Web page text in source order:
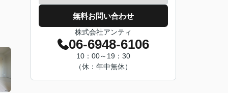
無料お問い合わせ
株式会社アンティ
06-6948-6106
10：00～19：30
（休：年中無休）